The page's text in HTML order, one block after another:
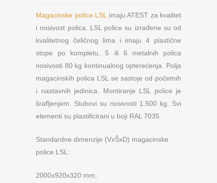
Magacinske police LSL
imaju ATEST za kvalitet
i nosivost polica. LSL police su izrađene su od
kvalitetnog čeličnog lima i imaju 4 plastične
stope po kompletu, 5 ili 6 metalnih polica
nosivosti 80 kg kontinualnog opterećenja. Polja
magacinskih polica LSL se sastoje od početnih
i nastavnih jedinica. Montiranje LSL police je
šrafljenjem. Stubovi su nosivosti 1.500 kg. Svi
elementi su plastificirani u boji RAL 7035.
Standardne dimenzije (VxŠxD) magacinske
police LSL:
2000x920x320 mm,